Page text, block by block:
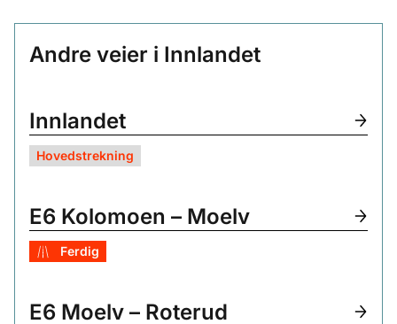
Andre veier i Innlandet
Innlandet
Hovedstrekning
E6 Kolomoen – Moelv
Ferdig
E6 Moelv – Roterud